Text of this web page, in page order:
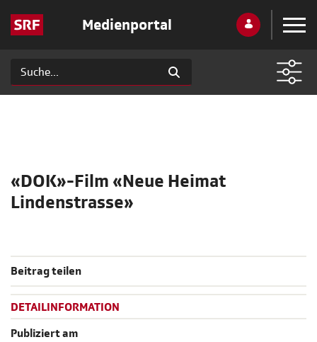
Medienportal
«DOK»-Film «Neue Heimat
Lindenstrasse»
Beitrag teilen
DETAILINFORMATION
Publiziert am